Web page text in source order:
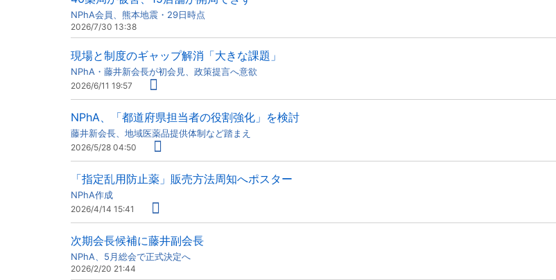
NPhA会員、熊本地震・29日時点
2026/7/30 13:38
現場と制度のギャップ解消「大きな課題」
NPhA・藤井新会長が初会見、政策提言へ意欲
2026/6/11 19:57
NPhA、「都道府県担当者の役割強化」を検討
藤井新会長、地域医薬品提供体制など踏まえ
2026/5/28 04:50
「指定乱用防止薬」販売方法周知へポスター
NPhA作成
2026/4/14 15:41
次期会長候補に藤井副会長
NPhA、5月総会で正式決定へ
2026/2/20 21:44